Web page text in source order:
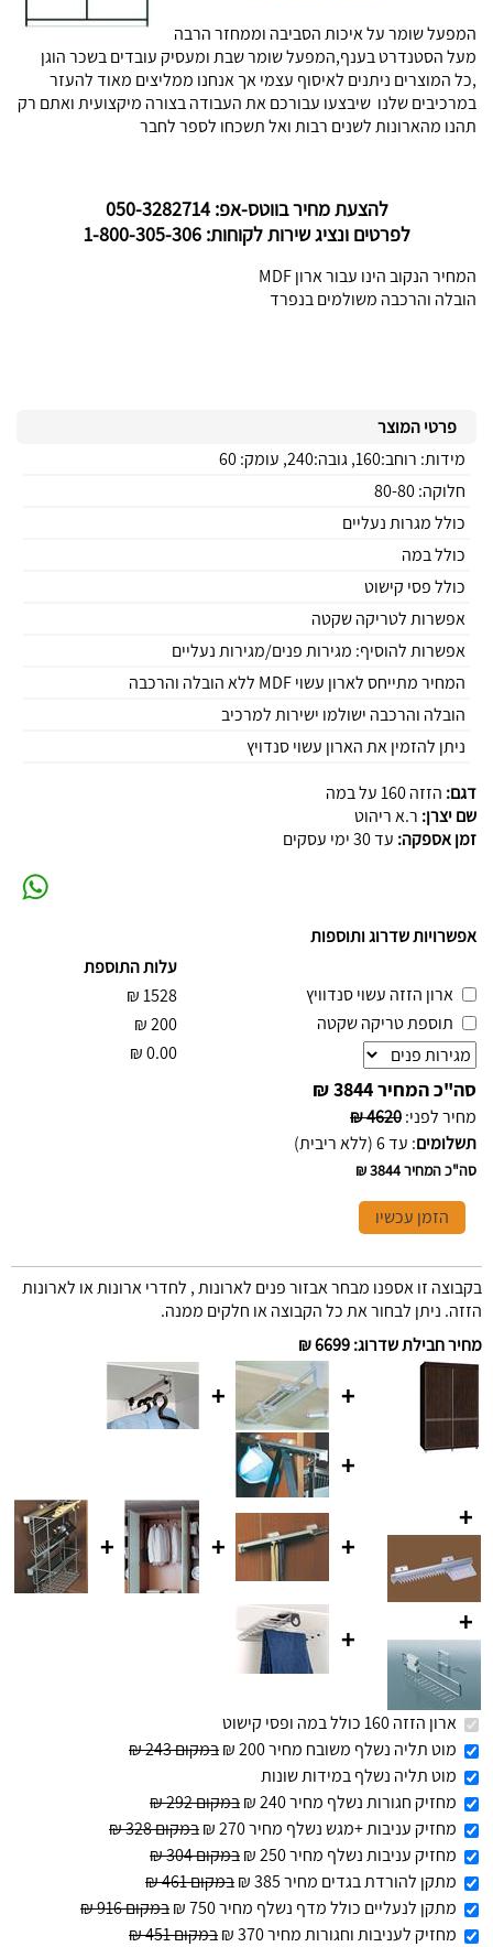
המפעל שומר על איכות הסביבה וממחזר הרבה
מעל הסטנדרט בענף,המפעל שומר שבת ומעסיק עובדים בשכר הוגן
,כל המוצרים ניתנים לאיסוף עצמי אך אנחנו ממליצים מאוד להעזר
במרכיבים שלנו שיבצעו עבורכם את העבודה בצורה מיקצועית ואתם רק
תהנו מהארונות לשנים רבות ואל תשכחו לספר לחבר
להצעת מחיר בווטס-אפ: 050-3282714
לפרטים ונציג שירות לקוחות: 1-800-305-306
המחיר הנקוב הינו עבור ארון MDF
הובלה והרכבה משולמים בנפרד
פרטי המוצר
מידות: רוחב:160, גובה:240, עומק: 60
חלוקה: 80-80
כולל מגרות נעליים
כולל במה
כולל פסי קישוט
אפשרות לטריקה שקטה
אפשרות להוסיף: מגירות פנים/מגירות נעליים
המחיר מתייחס לארון עשוי MDF ללא הובלה והרכבה
הובלה והרכבה ישולמו ישירות למרכיב
ניתן להזמין את הארון עשוי סנדויץ
דגם: הזזה 160 על במה
שם יצרן: ר.א ריהוט
זמן אספקה: עד 30 ימי עסקים
אפשרויות שדרוג ותוספות
עלות התוספת
ארון הזזה עשוי סנדוויץ
1528
₪
תוספת טריקה שקטה
200
₪
0.00
₪
סה"כ המחיר3844 ₪
מחיר לפני:
4620 ₪
תשלומים: עד 6 (ללא ריבית)
סה"כ המחיר3844 ₪
הזמן עכשיו
בקבוצה זו אספנו מבחר אבזור פנים לארונות , לחדרי ארונות או לארונות
הזזה. ניתן לבחור את כל הקבוצה או חלקים ממנה.
מחיר חבילת שדרוג:
6699 ₪
+
+
+
+
+
+
+
+
+
ארון הזזה 160 כולל במה ופסי קישוט
מוט תליה נשלף משובח מחיר 200 ₪
במקום 243 ₪
מוט תליה נשלף במידות שונות
מחזיק חגורות נשלף מחיר 240 ₪
במקום 292 ₪
מחזיק עניבות +מגש נשלף מחיר 270 ₪
במקום 328 ₪
מחזיק עניבות נשלף מחיר 250 ₪
במקום 304 ₪
מתקן להורדת בגדים מחיר 385 ₪
במקום 461 ₪
מתקן לנעליים כולל מדף נשלף מחיר 750 ₪
במקום 916 ₪
מחזיק לעניבות וחגורות מחיר 370 ₪
במקום 451 ₪